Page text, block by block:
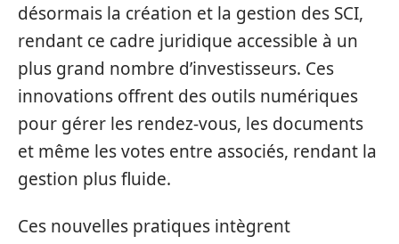
désormais la création et la gestion des SCI,
rendant ce cadre juridique accessible à un
plus grand nombre d’investisseurs. Ces
innovations offrent des outils numériques
pour gérer les rendez-vous, les documents
et même les votes entre associés, rendant la
gestion plus fluide.
Ces nouvelles pratiques intègrent